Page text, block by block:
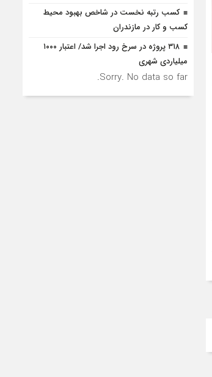
کسب رتبه نخست در شاخص بهبود محیط
کسب و کار در مازندران
۳۱۸ پروژه در سرخ رود اجرا شد/ اعتبار ۱۰۰۰
میلیاردی شهری
Sorry. No data so far.